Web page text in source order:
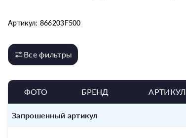
Артикул: 866203F500
Все фильтры
ФОТО БРЕНД АРТИКУЛ
Запрошенный артикул